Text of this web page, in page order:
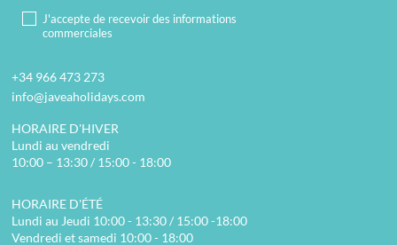
J'accepte de recevoir des informations
commerciales
+34 966 473 273
info@javeaholidays.com
HORAIRE D'HIVER
Lundi au vendredi
10:00 – 13:30 / 15:00 - 18:00
HORAIRE D'ÉTÉ
Lundi au Jeudi 10:00 - 13:30 / 15:00 -18:00
Vendredi et samedi 10:00 - 18:00